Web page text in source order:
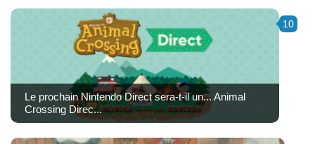
10
Le prochain Nintendo Direct sera-t-il un... Animal
Crossing Direc...